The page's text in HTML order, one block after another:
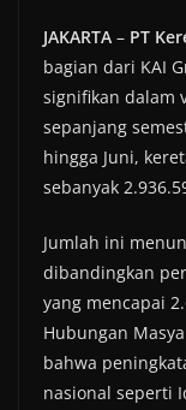
JAKARTA – PT
bagian dari KAI
signifikan dalam
sepanjang
hingga Juni,
sebanyak
Jumlah ini
dibandingkan
yang mencapai
Hubungan
bahwa
nasional seperti